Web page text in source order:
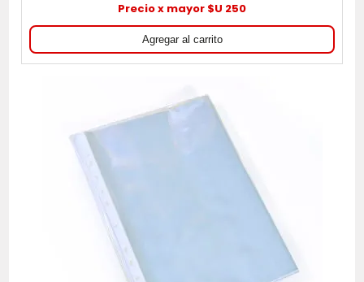
Precio x mayor $U 250